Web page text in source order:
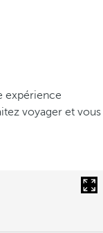
expérience
voyager et vous